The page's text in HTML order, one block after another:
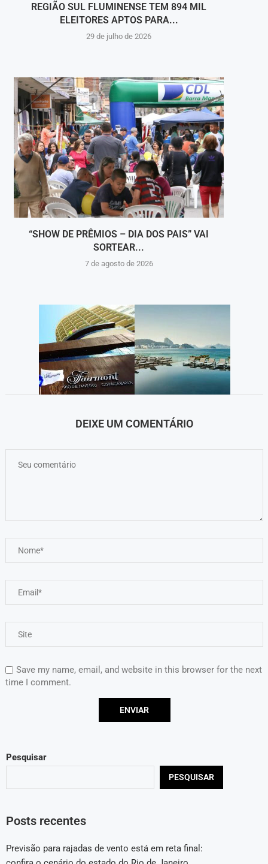
REGIÃO SUL FLUMINENSE TEM 894 MIL
ELEITORES APTOS PARA...
29 de julho de 2026
“SHOW DE PRÊMIOS – DIA DOS PAIS” VAI
SORTEAR...
7 de agosto de 2026
DEIXE UM COMENTÁRIO
Save my name, email, and website in this browser for the next
time I comment.
Pesquisar
PESQUISAR
Posts recentes
Previsão para rajadas de vento está em reta final: